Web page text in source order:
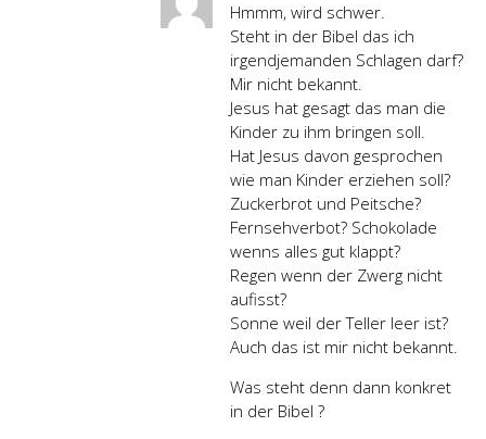
Hmmm, wird schwer.
Steht in der Bibel das ich
irgendjemanden Schlagen darf?
Mir nicht bekannt.
Jesus hat gesagt das man die
Kinder zu ihm bringen soll.
Hat Jesus davon gesprochen
wie man Kinder erziehen soll?
Zuckerbrot und Peitsche?
Fernsehverbot? Schokolade
wenns alles gut klappt?
Regen wenn der Zwerg nicht
aufisst?
Sonne weil der Teller leer ist?
Auch das ist mir nicht bekannt.
Was steht denn dann konkret
in der Bibel ?